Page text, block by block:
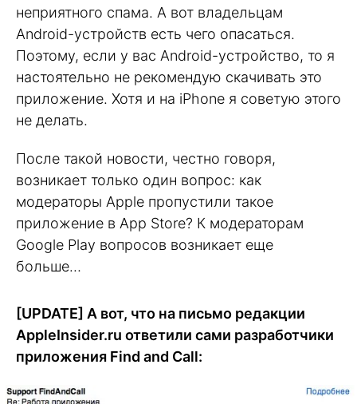
неприятного спама. А вот владельцам
Android-устройств есть чего опасаться.
Поэтому, если у вас Android-устройство, то я
настоятельно не рекомендую скачивать это
приложение. Хотя и на iPhone я советую этого
не делать.
После такой новости, честно говоря,
возникает только один вопрос: как
модераторы Apple пропустили такое
приложение в App Store? К модераторам
Google Play вопросов возникает еще
больше…
[UPDATE] А вот, что на письмо редакции
AppleInsider.ru ответили сами разработчики
приложения Find and Call: